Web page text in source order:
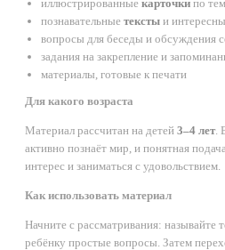
иллюстрированные карточки по
познавательные тексты и
вопросы для беседы и обсуждения
задания на закрепление и
материалы, готовые к печати
Для какого возраста
Материал рассчитан на детей 3–4 лет.
активно познаёт мир, и понятная
интерес и заниматься с удовольствием.
Как использовать материал
Начните с рассматривания: называйте
ребёнку простые вопросы. Затем